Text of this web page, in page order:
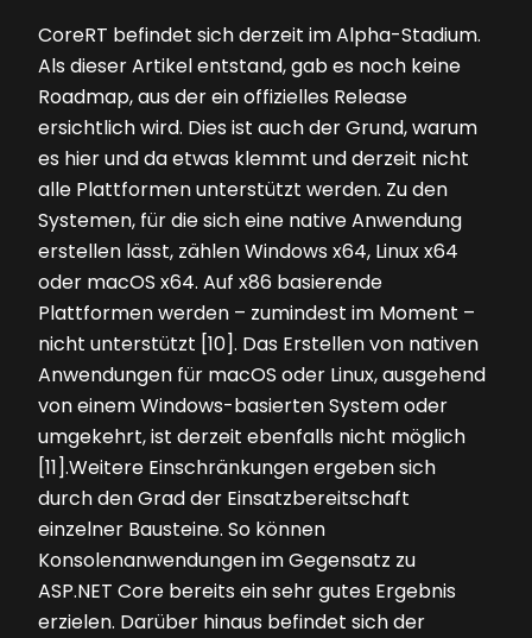
CoreRT befindet sich derzeit im Alpha-Stadium.
Als dieser Artikel entstand, gab es noch keine
Roadmap, aus der ein offizielles Release
ersichtlich wird. Dies ist auch der Grund, warum
es hier und da etwas klemmt und derzeit nicht
alle Plattformen unterstützt werden. Zu den
Systemen, für die sich eine native Anwendung
erstellen lässt, zählen Windows x64, Linux x64
oder macOS x64. Auf x86 basierende
Plattformen werden – zumindest im Moment –
nicht unterstützt [10]. Das Erstellen von nativen
Anwendungen für macOS oder Linux, ausgehend
von einem Windows-basierten System oder
umgekehrt, ist derzeit ebenfalls nicht möglich
[11].Weitere Einschränkungen ergeben sich
durch den Grad der Einsatzbereitschaft
einzelner Bausteine. So können
Konsolenanwendungen im Gegensatz zu
ASP.NET Core bereits ein sehr gutes Ergebnis
erzielen. Darüber hinaus befindet sich der